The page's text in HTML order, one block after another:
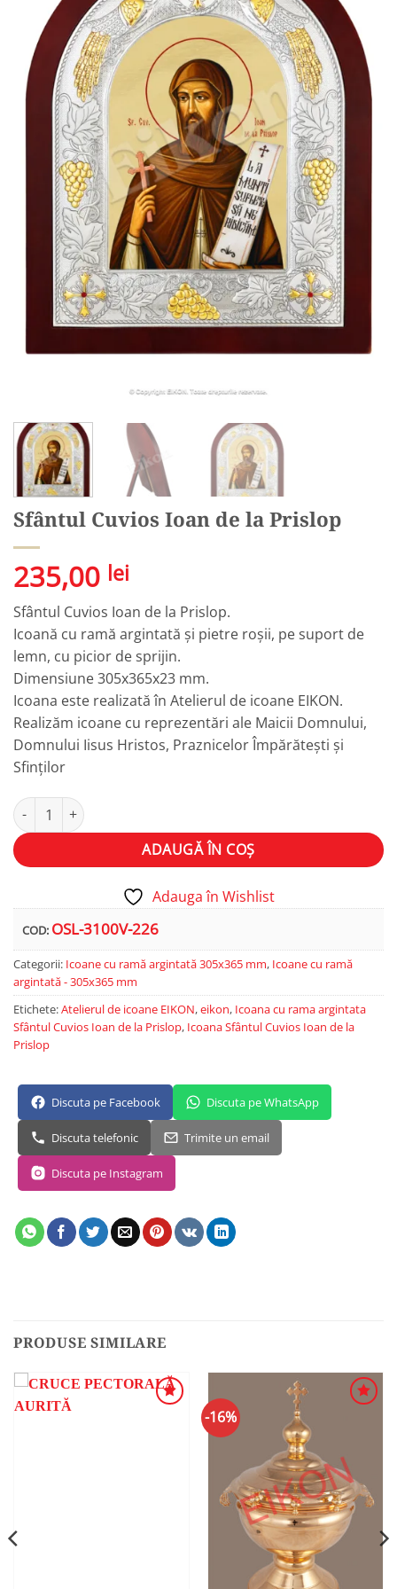
Sfântul Cuvios Ioan de la Prislop
235,00 lei
Sfântul Cuvios Ioan de la Prislop.
Icoană cu ramă argintată și pietre roșii, pe suport de
lemn, cu picior de sprijin.
Dimensiune 305x365x23 mm.
Icoana este realizată în Atelierul de icoane EIKON.
Realizăm icoane cu reprezentări ale Maicii Domnului,
Domnului Iisus Hristos, Praznicelor Împărătești și
Sfinților
Cantitate Sfântul Cuvios Ioan de la Prislop
ADAUGĂ ÎN COȘ
Alternative:
Adauga în Wishlist
COD: OSL-3100V-226
Categorii: Icoane cu ramă argintată 305x365 mm, Icoane cu ramă
argintată - 305x365 mm
Etichete:Atelierul de icoane EIKON,eikon, Icoana cu rama argintata
Sfântul Cuvios Ioan de la Prislop, Icoana Sfântul Cuvios Ioan de la
Prislop
Discuta pe Facebook Discuta pe WhatsApp
Discuta telefonic Trimite un email
Discuta pe Instagram
PRODUSE SIMILARE
-16%